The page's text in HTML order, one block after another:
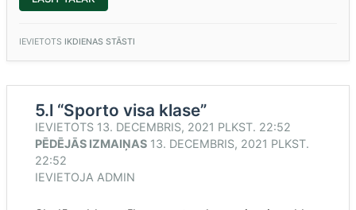
KLASE
VECO
NAMĀ”
IEVIETOTS IKDIENAS STĀSTI
5.l “Sporto visa klase”
IEVIETOTS 13. DECEMBRIS, 2021 PLKST. 22:52
PĒDĒJĀS IZMAIŅAS 13. DECEMBRIS, 2021 PLKST.
22:52
IEVIETOJA ADMIN